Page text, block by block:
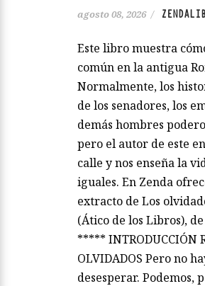
agosto 08, 2026 /
Este libro muestra
común en la antigua
Normalmente, los
de los senadores, los
demás hombres
pero el autor de este
calle y nos enseña la
iguales. En Zenda
extracto de Los
(Ático de los Libros),
***** INTRODUCCIÓN
OLVIDADOS Pero no
desesperar. Podemos,